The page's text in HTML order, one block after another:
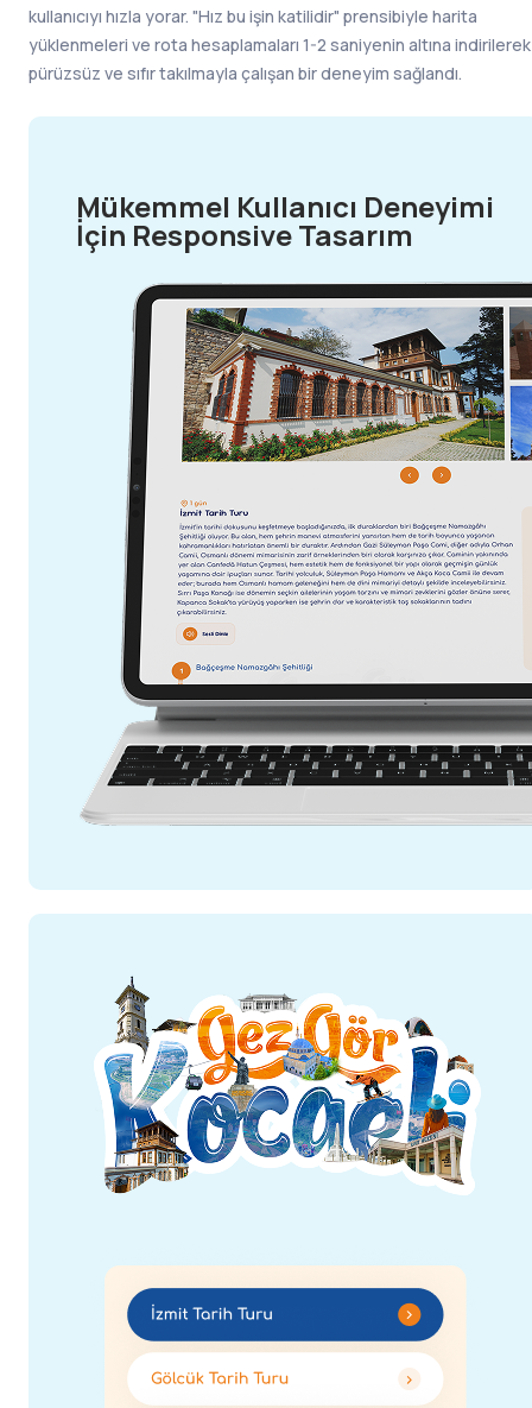
kullanıcıyı hızla yorar. "Hız bu işin katilidir" prensibiyle harita
yüklenmeleri ve rota hesaplamaları 1-2 saniyenin altına indirilerek
pürüzsüz ve sıfır takılmayla çalışan bir deneyim sağlandı.
Mükemmel Kullanıcı Deneyimi
İçin Responsive Tasarım